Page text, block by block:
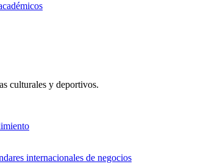
culturales y deportivos.
internacionales de negocios